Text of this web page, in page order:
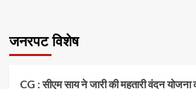
जनरपट विशेष
CG : सीएम साय ने जारी की महतारी वंदन योजना